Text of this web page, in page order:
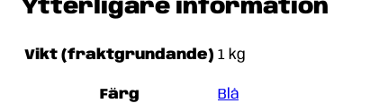
Ytterligare information
Vikt (fraktgrundande) 1 kg
Färg Blå